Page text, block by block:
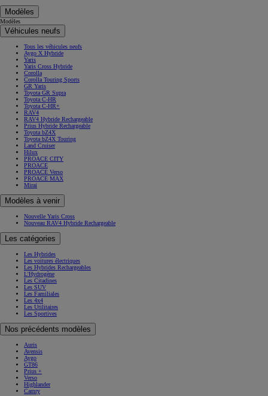
Modèles
Modèles
Véhicules neufs
Tous les véhicules neufs
Aygo X Hybride
Yaris
Yaris Cross Hybride
Corolla
Corolla Touring Sports
GR Yaris
Toyota GR Supra
Toyota C-HR
Toyota C-HR+
RAV4
RAV4 Hybride Rechargeable
Prius Hybride Rechargeable
Toyota bZ4X
Toyota bZ4X Touring
Land Cruiser
Hilux
PROACE CITY
PROACE
PROACE Verso
PROACE MAX
Mirai
Modèles à venir
Nouvelle Yaris Cross
Nouveau RAV4 Hybride Rechargeable
Les catégories
Les Hybrides
Les voitures électriques
Les Hybrides Rechargeables
L'Hydrogène
Les Citadines
Les SUV
Les Familiales
Les 4x4
Les Utilitaires
Les Sportives
Nos précédents modèles
Auris
Avensis
Aygo
GT86
Prius +
Verso
Highlander
Camry